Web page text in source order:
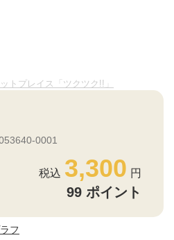
トプレイス「ツクツク!!」
0001
3,300
99 ポイント
フ